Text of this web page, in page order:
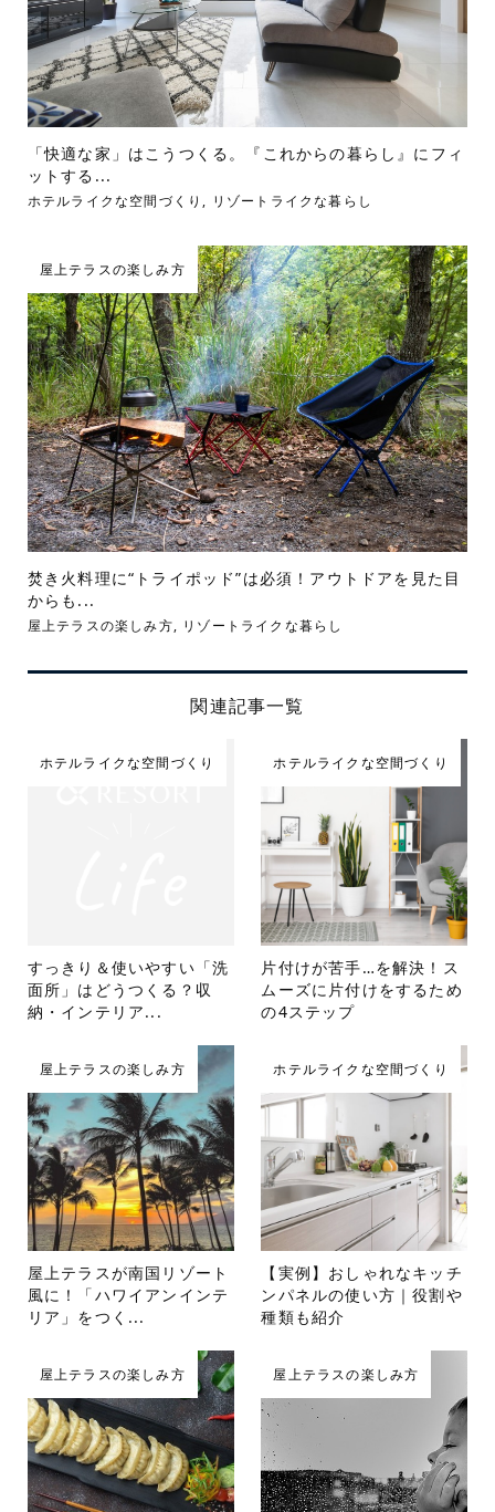
「快適な家」はこうつくる。『これからの暮らし』にフィ
ットする...
ホテルライクな空間づくり , リゾートライクな暮らし
屋上テラスの楽しみ方
焚き火料理に“トライポッド”は必須！アウトドアを見た目
からも...
屋上テラスの楽しみ方, リゾートライクな暮らし
関連記事一覧
ホテルライクな空間づくり
すっきり＆使いやすい「洗
面所」はどうつくる？収
納・インテリア...
ホテルライクな空間づくり
片付けが苦手…を解決！ス
ムーズに片付けをするため
の4ステップ
屋上テラスの楽しみ方
屋上テラスが南国リゾート
風に！「ハワイアンインテ
リア」をつく...
ホテルライクな空間づくり
【実例】おしゃれなキッチ
ンパネルの使い方｜役割や
種類も紹介
屋上テラスの楽しみ方 屋上テラスの楽しみ方